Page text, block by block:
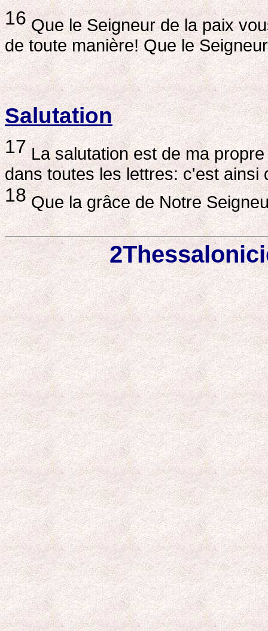
16Que le Seigneur de la paix
de toute manière! Que le
Salutation
17La salutation est de ma
dans toutes les lettres: c'est ainsi
18Que la grâce de Notre